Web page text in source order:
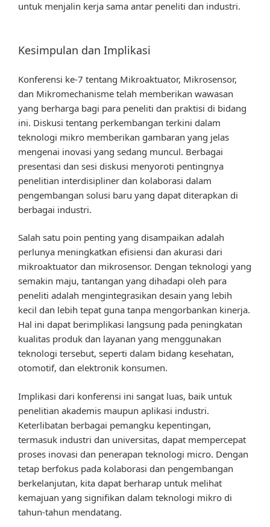
untuk menjalin kerja sama antar peneliti dan industri.
Kesimpulan dan Implikasi
Konferensi ke-7 tentang Mikroaktuator, Mikrosensor,
dan Mikromechanisme telah memberikan wawasan
yang berharga bagi para peneliti dan praktisi di bidang
ini. Diskusi tentang perkembangan terkini dalam
teknologi mikro memberikan gambaran yang jelas
mengenai inovasi yang sedang muncul. Berbagai
presentasi dan sesi diskusi menyoroti pentingnya
penelitian interdisipliner dan kolaborasi dalam
pengembangan solusi baru yang dapat diterapkan di
berbagai industri.
Salah satu poin penting yang disampaikan adalah
perlunya meningkatkan efisiensi dan akurasi dari
mikroaktuator dan mikrosensor. Dengan teknologi yang
semakin maju, tantangan yang dihadapi oleh para
peneliti adalah mengintegrasikan desain yang lebih
kecil dan lebih tepat guna tanpa mengorbankan kinerja.
Hal ini dapat berimplikasi langsung pada peningkatan
kualitas produk dan layanan yang menggunakan
teknologi tersebut, seperti dalam bidang kesehatan,
otomotif, dan elektronik konsumen.
Implikasi dari konferensi ini sangat luas, baik untuk
penelitian akademis maupun aplikasi industri.
Keterlibatan berbagai pemangku kepentingan,
termasuk industri dan universitas, dapat mempercepat
proses inovasi dan penerapan teknologi micro. Dengan
tetap berfokus pada kolaborasi dan pengembangan
berkelanjutan, kita dapat berharap untuk melihat
kemajuan yang signifikan dalam teknologi mikro di
tahun-tahun mendatang.